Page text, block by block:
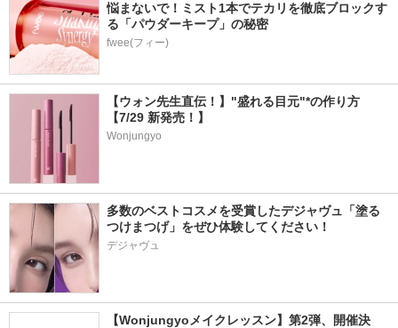
悩まないで！ミスト1本でテカリを徹底ブロックす
る「パウダーキープ」の秘密
fwee(フィー)
【ウォン先生直伝！】"盛れる目元"*の作り方
【7/29 新発売！】
Wonjungyo
多数のベストコスメを受賞したデジャヴュ「塗る
つけまつげ」をぜひ体験してください！
デジャヴュ
【Wonjungyoメイクレッスン】第2弾、開催決